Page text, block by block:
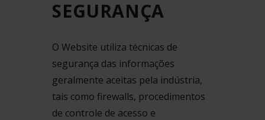
SEGURANÇA
O Website utiliza técnicas de
segurança das informações
geralmente aceitas pela indústria,
tais como firewalls, procedimentos
de controle de acesso e